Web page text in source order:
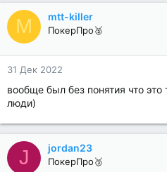
M mtt-killer
ПокерПро🥈
31 Дек 2022
вообще был без понятия что
люди)
J jordan23
ПокерПро🥉